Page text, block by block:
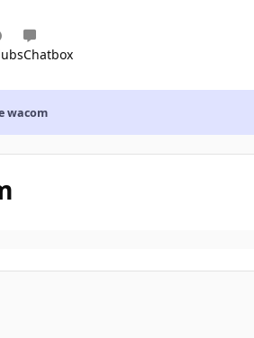
Chatbox
wacom